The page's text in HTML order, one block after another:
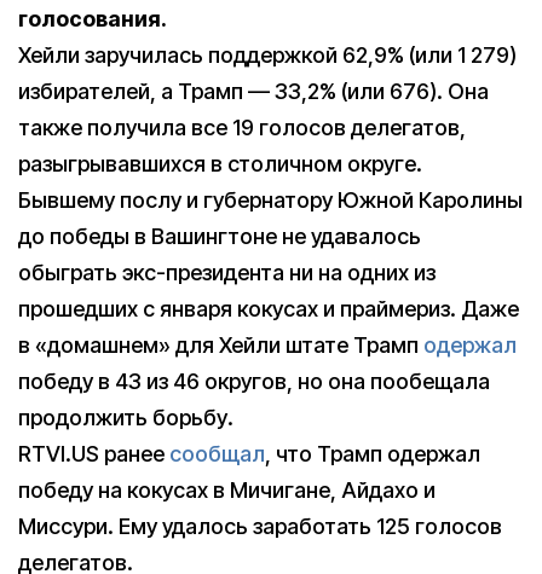
голосования.
Хейли заручилась поддержкой 62,9% (или 1 279)
избирателей, а Трамп — 33,2% (или 676). Она
также получила все 19 голосов делегатов,
разыгрывавшихся в столичном округе.
Бывшему послу и губернатору Южной Каролины
до победы в Вашингтоне не удавалось
обыграть экс-президента ни на одних из
прошедших с января кокусах и праймериз. Даже
в «домашнем» для Хейли штате Трамп одержал
победу в 43 из 46 округов, но она пообещала
продолжить борьбу.
RTVI.US ранее сообщал, что Трамп одержал
победу на кокусах в Мичигане, Айдахо и
Миссури. Ему удалось заработать 125 голосов
делегатов.